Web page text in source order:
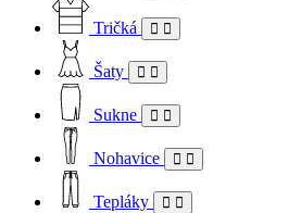
Tričká
Šaty
Sukne
Nohavice
Tepláky